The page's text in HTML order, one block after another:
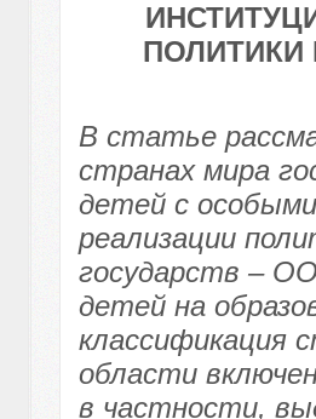
В статье
странах мира
детей с
реализации
государств –
детей на
классификация
области
в частности,